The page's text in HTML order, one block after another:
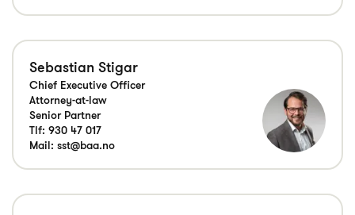
Sebastian Stigar
Chief Executive Officer
Attorney-at-law
Senior Partner
Tlf: 930 47 017
Mail: sst@baa.no